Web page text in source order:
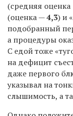
(средняя оценка
(оценка —4,3) и
подобранный
а процедуры
С едой тоже
на дефицит
даже первого
указывал на
слышимость, а